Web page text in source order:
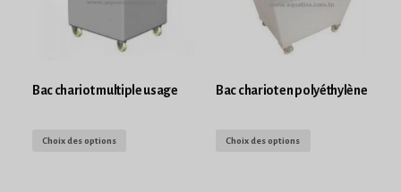
Bac chariot multiple usage
Choix des options
Bac chariot en polyéthylène
Choix des options